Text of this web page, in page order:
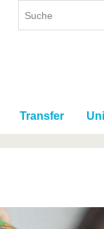
Transfer